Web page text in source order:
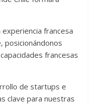
francesa
posicionándonos
francesas
de startups e
clave para nuestras